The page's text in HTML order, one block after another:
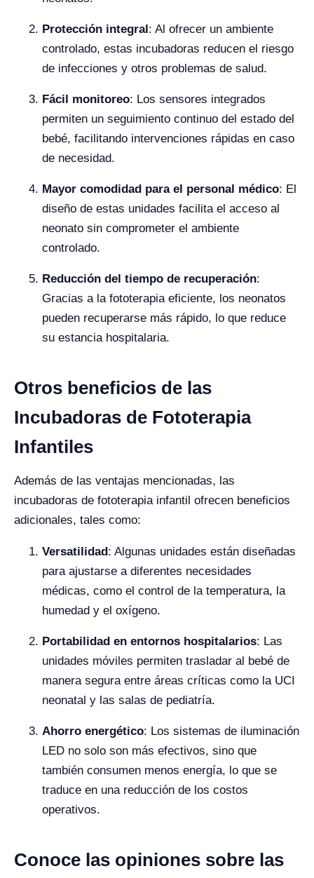
Protección integral: Al ofrecer un ambiente
controlado, estas incubadoras reducen el riesgo
de infecciones y otros problemas de salud.
Fácil monitoreo: Los sensores integrados
permiten un seguimiento continuo del estado del
bebé, facilitando intervenciones rápidas en caso
de necesidad.
Mayor comodidad para el personal médico: El
diseño de estas unidades facilita el acceso al
neonato sin comprometer el ambiente
controlado.
Reducción del tiempo de recuperación:
Gracias a la fototerapia eficiente, los neonatos
pueden recuperarse más rápido, lo que reduce
su estancia hospitalaria.
Otros beneficios de las
Incubadoras de Fototerapia
Infantiles
Además de las ventajas mencionadas, las
incubadoras de fototerapia infantil ofrecen beneficios
adicionales, tales como:
Versatilidad: Algunas unidades están diseñadas
para ajustarse a diferentes necesidades
médicas, como el control de la temperatura, la
humedad y el oxígeno.
Portabilidad en entornos hospitalarios: Las
unidades móviles permiten trasladar al bebé de
manera segura entre áreas críticas como la UCI
neonatal y las salas de pediatría.
Ahorro energético: Los sistemas de iluminación
LED no solo son más efectivos, sino que
también consumen menos energía, lo que se
traduce en una reducción de los costos
operativos.
Conoce las opiniones sobre las